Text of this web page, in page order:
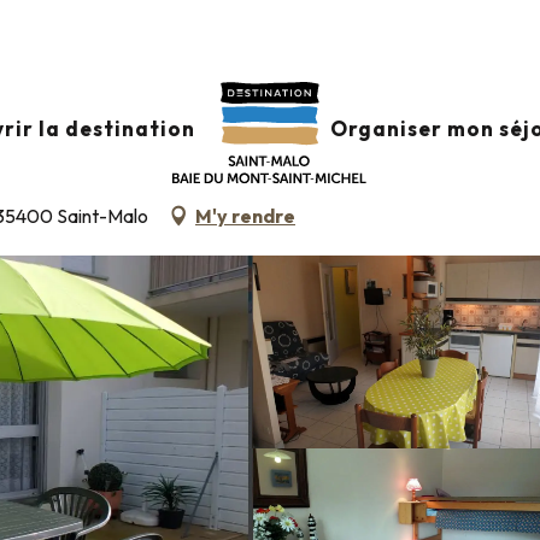
la destination Organiser mon
Saint-Malo M'y rendre